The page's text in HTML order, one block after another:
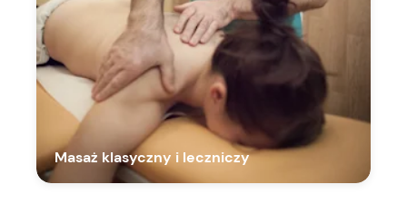
Masaż klasyczny i leczniczy